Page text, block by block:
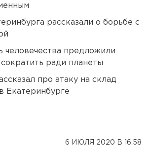
рассказали о борьбе с
человечества предложили
ради планеты
про атаку на склад
Екатеринбурге
6 ИЮЛЯ 2020 В 16:58